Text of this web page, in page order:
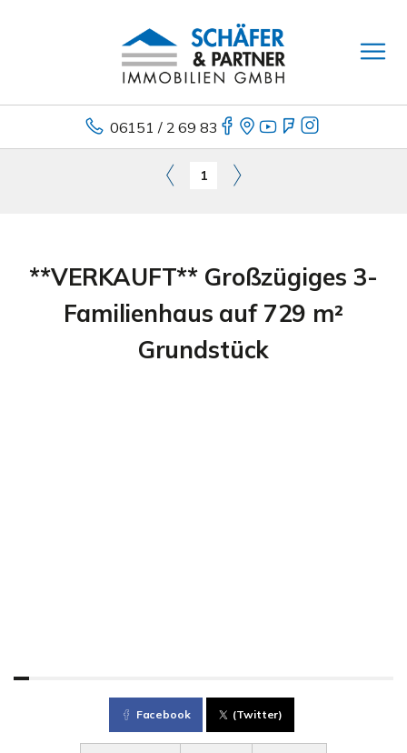
06151 / 2 69 83
1
**VERKAUFT** Großzügiges 3-
Familienhaus auf 729 m²
Grundstück
Facebook (Twitter)